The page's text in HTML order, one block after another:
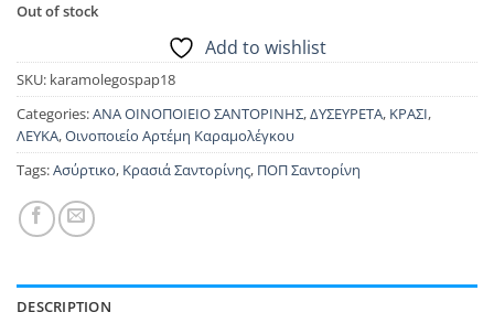
Out of stock
Add to wishlist
SKU: karamolegospap18
Categories:ΑΝΑ ΟΙΝΟΠΟΙΕΙΟ ΣΑΝΤΟΡΙΝΗΣ,ΔΥΣΕΥΡΕΤΑ, ΚΡΑΣΙ,
ΛΕΥΚΑ,Οινοποιείο Αρτέμη Καραμολέγκου
Tags:Ασύρτικο, Κρασιά Σαντορίνης, ΠΟΠ Σαντορίνη
DESCRIPTION